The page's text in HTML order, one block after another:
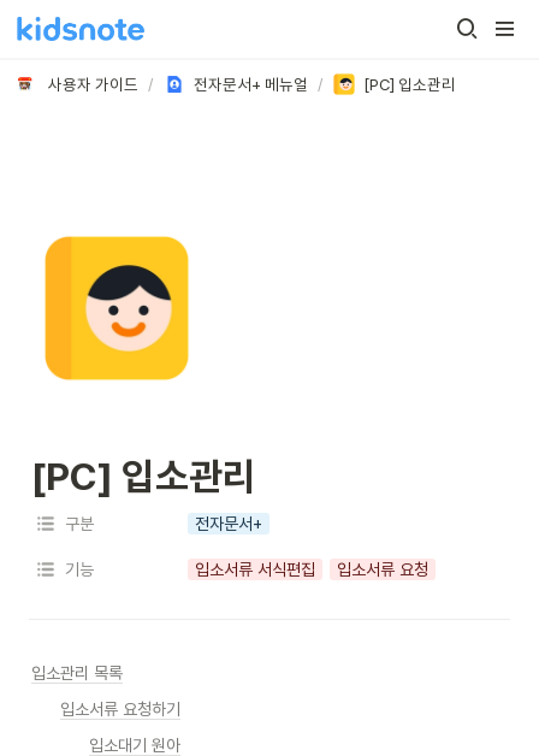
사용자 가이드 / 전자문서+ 메뉴얼 / [PC] 입소관리
[PC] 입소관리
구분 전자문서+
기능 입소서류 서식편집 입소서류 요청
입소관리 목록
입소서류 요청하기
입소대기 원아